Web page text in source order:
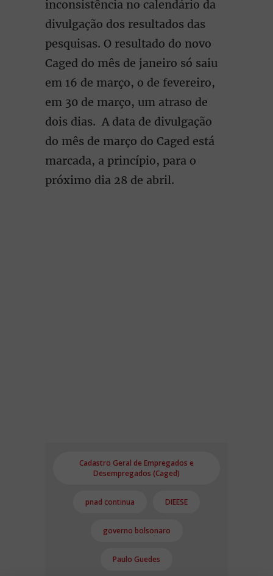
inconsistência no calendário da
divulgação dos resultados das
pesquisas. O resultado do novo
Caged do mês de janeiro só saiu
em 16 de março, o de fevereiro,
em 30 de março, um atraso de
dois dias. A data de divulgação
do mês de março do Caged está
marcada, a princípio, para o
próximo dia 28 de abril.
Cadastro Geral de Empregados e
Desempregados (Caged)
pnad continua DIEESE
governo bolsonaro
Paulo Guedes